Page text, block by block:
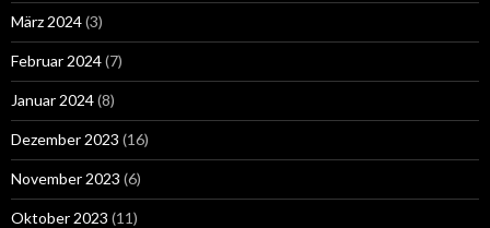
März 2024(3)
Februar 2024(7)
Januar 2024(8)
Dezember 2023 (16)
November 2023 (6)
Oktober 2023 (11)